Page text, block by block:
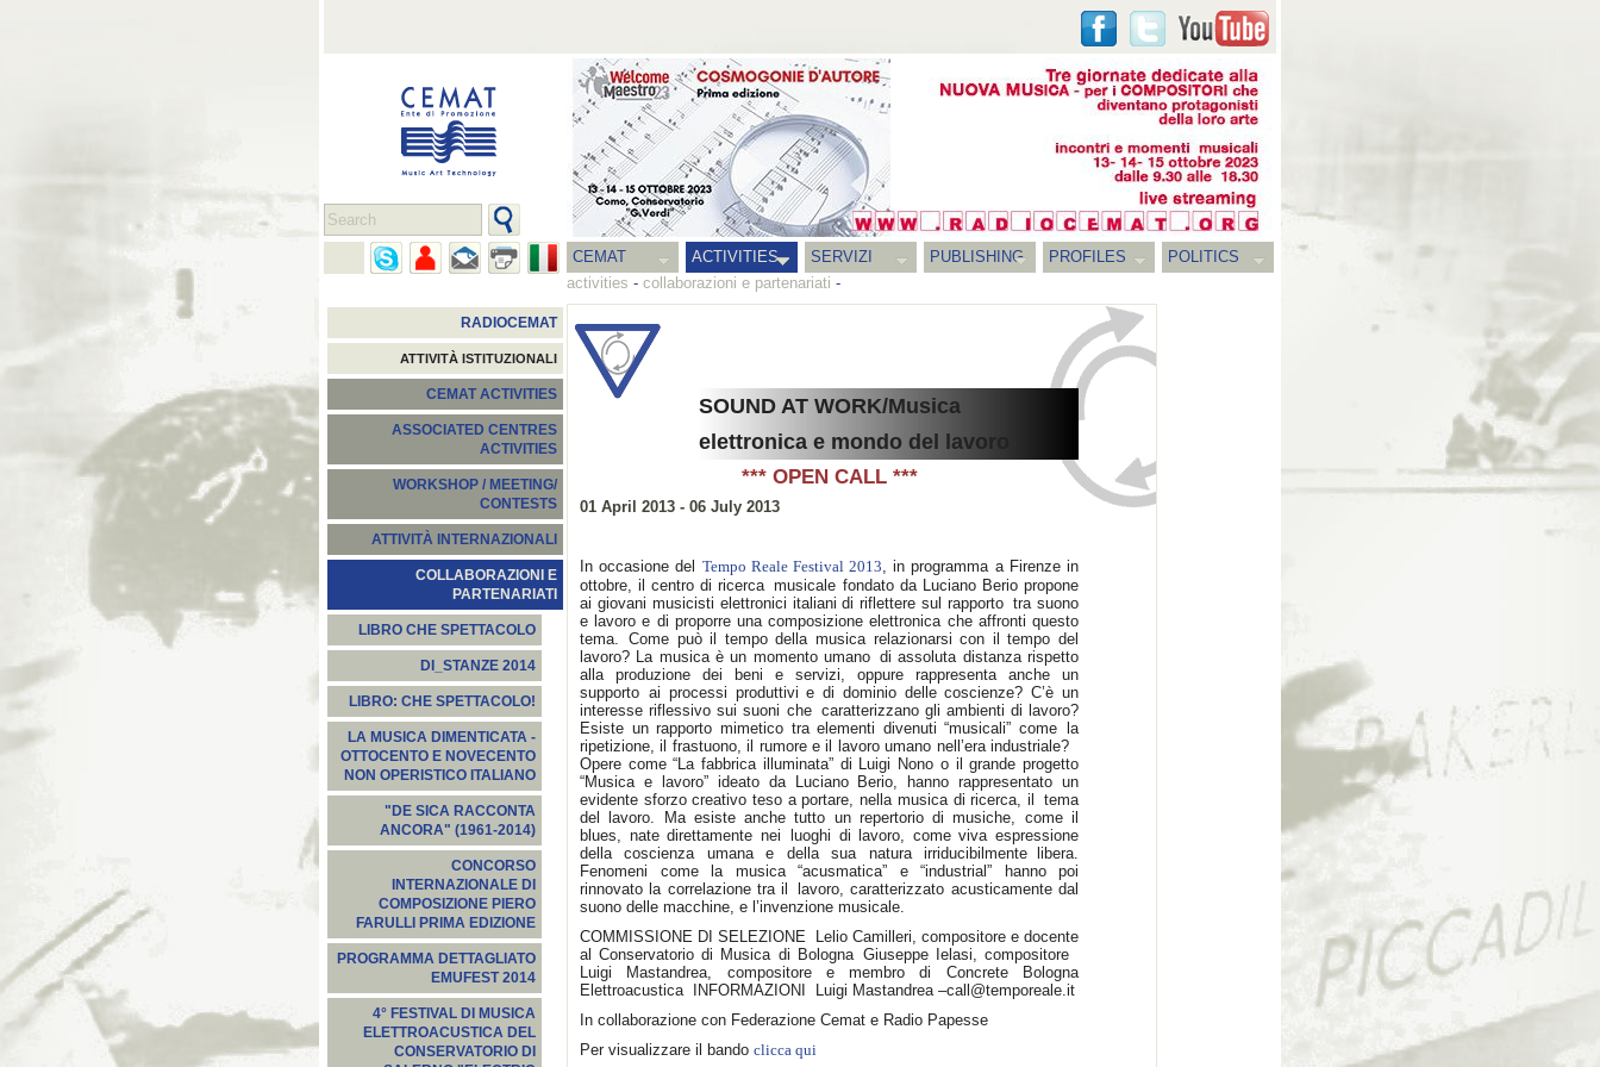
CEMAT ACTIVITIES SERVIZI PUBLISHING PROFILES
POLITICS
activities - collaborazioni e partenariati -
RADIOCEMAT
ATTIVITÀ ISTITUZIONALI
CEMAT ACTIVITIES
ASSOCIATED CENTRES
ACTIVITIES
WORKSHOP / MEETING/
CONTESTS
ATTIVITÀ INTERNAZIONALI
COLLABORAZIONI E
PARTENARIATI
LIBRO CHE SPETTACOLO
DI_STANZE 2014
LIBRO: CHE SPETTACOLO!
LA MUSICA DIMENTICATA -
OTTOCENTO E NOVECENTO
NON OPERISTICO ITALIANO
"DE SICA RACCONTA
ANCORA" (1961-2014)
CONCORSO
INTERNAZIONALE DI
COMPOSIZIONE PIERO
FARULLI PRIMA EDIZIONE
PROGRAMMA DETTAGLIATO
EMUFEST 2014
4° FESTIVAL DI MUSICA
ELETTROACUSTICA DEL
CONSERVATORIO DI
SOUND AT WORK/Musica
elettronica e mondo del lavoro
*** OPEN CALL ***
01 April 2013 - 06 July 2013
In occasione del Tempo Reale Festival 2013, in programma a Firenze in
ottobre, il centro di ricerca musicale fondato da Luciano Berio propone
ai giovani musicisti elettronici italiani di riflettere sul rapporto tra suono
e lavoro e di proporre una composizione elettronica che affronti questo
tema. Come può il tempo della musica relazionarsi con il tempo del
lavoro? La musica è un momento umano di assoluta distanza rispetto
alla produzione dei beni e servizi, oppure rappresenta anche un
supporto ai processi produttivi e di dominio delle coscienze? C’è un
interesse riflessivo sui suoni che caratterizzano gli ambienti di lavoro?
Esiste un rapporto mimetico tra elementi divenuti “musicali” come la
ripetizione, il frastuono, il rumore e il lavoro umano nell’era industriale?
Opere come “La fabbrica illuminata” di Luigi Nono o il grande progetto
“Musica e lavoro” ideato da Luciano Berio, hanno rappresentato un
evidente sforzo creativo teso a portare, nella musica di ricerca, il tema
del lavoro. Ma esiste anche tutto un repertorio di musiche, come il
blues, nate direttamente nei luoghi di lavoro, come viva espressione
della coscienza umana e della sua natura irriducibilmente libera.
Fenomeni come la musica “acusmatica” e “industrial” hanno poi
rinnovato la correlazione tra il lavoro, caratterizzato acusticamente dal
suono delle macchine, e l’invenzione musicale.
COMMISSIONE DI SELEZIONE Lelio Camilleri, compositore e docente
al Conservatorio di Musica di Bologna Giuseppe Ielasi, compositore
Luigi Mastandrea, compositore e membro di Concrete Bologna
Elettroacustica INFORMAZIONI Luigi Mastandrea –call@temporeale.it
In collaborazione con Federazione Cemat e Radio Papesse
Per visualizzare il bando clicca qui